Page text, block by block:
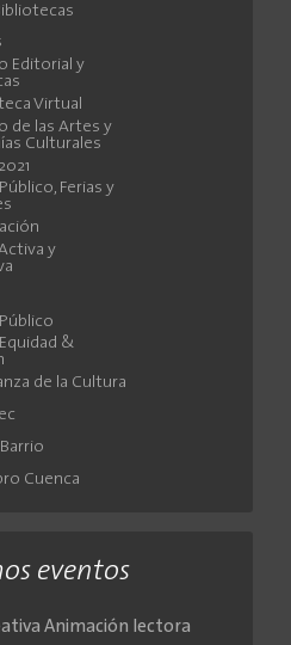
Editorial y
Virtual
de las Artes y
Culturales
Ferias y
y
&
de la Cultura
Cuenca
eventos
Animación lectora